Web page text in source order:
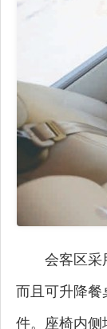
会客区
而且可升降
件。座椅内